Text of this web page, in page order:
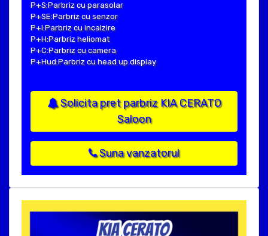
P+S:Parbriz cu parasolar
P+SE:Parbriz cu senzor
P+I:Parbriz cu incalzire
P+H:Parbriz heliomat
P+C:Parbriz cu camera
P+Hud:Parbriz cu head up display
Solicita pret parbriz KIA CERATO
Saloon
Suna vanzatorul